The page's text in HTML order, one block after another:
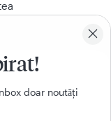
doar noutǎți